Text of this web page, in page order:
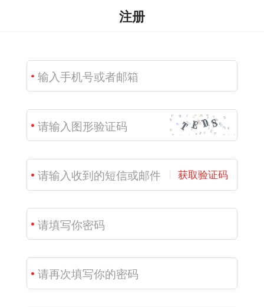
注册
获取验证码